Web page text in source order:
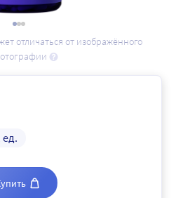
отличаться от изображённого
ед.